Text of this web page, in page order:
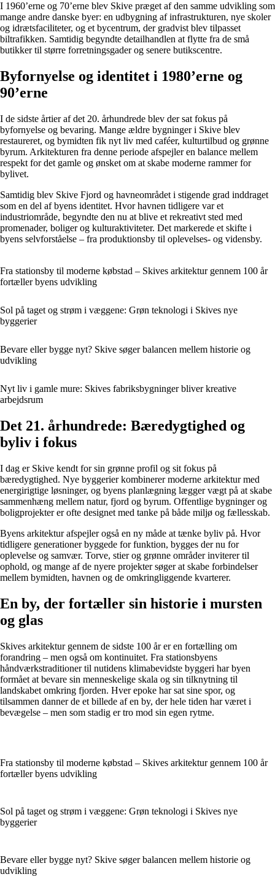
I 1960’erne og 70’erne blev Skive præget af den samme udvikling som
mange andre danske byer: en udbygning af infrastrukturen, nye skoler
og idrætsfaciliteter, og et bycentrum, der gradvist blev tilpasset
biltrafikken. Samtidig begyndte detailhandlen at flytte fra de små
butikker til større forretningsgader og senere butikscentre.
Byfornyelse og identitet i 1980’erne og
90’erne
I de sidste årtier af det 20. århundrede blev der sat fokus på
byfornyelse og bevaring. Mange ældre bygninger i Skive blev
restaureret, og bymidten fik nyt liv med caféer, kulturtilbud og grønne
byrum. Arkitekturen fra denne periode afspejler en balance mellem
respekt for det gamle og ønsket om at skabe moderne rammer for
bylivet.
Samtidig blev Skive Fjord og havneområdet i stigende grad inddraget
som en del af byens identitet. Hvor havnen tidligere var et
industriområde, begyndte den nu at blive et rekreativt sted med
promenader, boliger og kulturaktiviteter. Det markerede et skifte i
byens selvforståelse – fra produktionsby til oplevelses- og vidensby.
Fra stationsby til moderne købstad – Skives arkitektur gennem 100 år
fortæller byens udvikling
Sol på taget og strøm i væggene: Grøn teknologi i Skives nye
byggerier
Bevare eller bygge nyt? Skive søger balancen mellem historie og
udvikling
Nyt liv i gamle mure: Skives fabriksbygninger bliver kreative
arbejdsrum
Det 21. århundrede: Bæredygtighed og
byliv i fokus
I dag er Skive kendt for sin grønne profil og sit fokus på
bæredygtighed. Nye byggerier kombinerer moderne arkitektur med
energirigtige løsninger, og byens planlægning lægger vægt på at skabe
sammenhæng mellem natur, fjord og byrum. Offentlige bygninger og
boligprojekter er ofte designet med tanke på både miljø og fællesskab.
Byens arkitektur afspejler også en ny måde at tænke byliv på. Hvor
tidligere generationer byggede for funktion, bygges der nu for
oplevelse og samvær. Torve, stier og grønne områder inviterer til
ophold, og mange af de nyere projekter søger at skabe forbindelser
mellem bymidten, havnen og de omkringliggende kvarterer.
En by, der fortæller sin historie i mursten
og glas
Skives arkitektur gennem de sidste 100 år er en fortælling om
forandring – men også om kontinuitet. Fra stationsbyens
håndværkstraditioner til nutidens klimabevidste byggeri har byen
formået at bevare sin menneskelige skala og sin tilknytning til
landskabet omkring fjorden. Hver epoke har sat sine spor, og
tilsammen danner de et billede af en by, der hele tiden har været i
bevægelse – men som stadig er tro mod sin egen rytme.
Fra stationsby til moderne købstad – Skives arkitektur gennem 100 år
fortæller byens udvikling
Sol på taget og strøm i væggene: Grøn teknologi i Skives nye
byggerier
Bevare eller bygge nyt? Skive søger balancen mellem historie og
udvikling